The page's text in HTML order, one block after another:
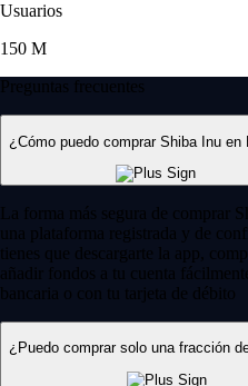
Usuarios
150 M
Preguntas frecuentes
¿Cómo puedo comprar Shiba Inu en
La forma más segura de comprar
una plataforma registrada y de
tienes que descargarte la app,
añadir fondos a tu cuenta
bancaria o con tu tarjeta de débito
¿Puedo comprar solo una fracción